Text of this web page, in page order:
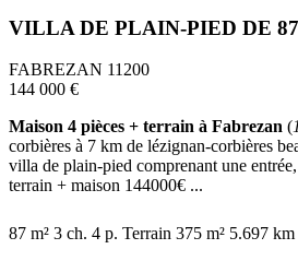
VILLA DE PLAIN-PIED DE
FABREZAN 11200
144 000 €
Maison 4 pièces + terrain à Fabrezan (
corbières à 7 km de lézignan-corbières
villa de plain-pied comprenant une
terrain + maison 144000€ ...
87 m² 3 ch. 4 p. Terrain 375 m² 5.697 km